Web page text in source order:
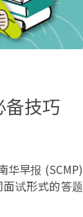
备技巧
华早报 (SCMP)
试形式的答题